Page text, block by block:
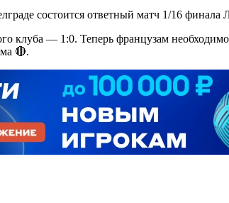
состоится ответный матч 1/16 финала
клуба — 1:0. Теперь французам
🔴.